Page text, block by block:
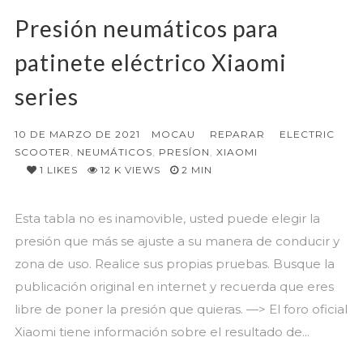
Presión neumáticos para
patinete eléctrico Xiaomi
series
10 DE MARZO DE 2021 MOCAU REPARAR
ELECTRIC
SCOOTER , NEUMÁTICOS, PRESÍON , XIAOMI
1 LIKES 12 K VIEWS 2 MIN
Esta tabla no es inamovible, usted puede elegir la
presión que más se ajuste a su manera de conducir y
zona de uso. Realice sus propias pruebas. Busque la
publicación original en internet y recuerda que eres
libre de poner la presión que quieras. —> El foro oficial
Xiaomi tiene información sobre el resultado de...